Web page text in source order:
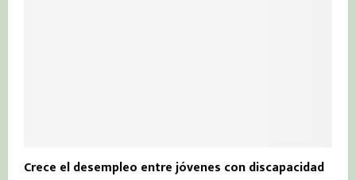
Crece el desempleo entre jóvenes con discapacidad